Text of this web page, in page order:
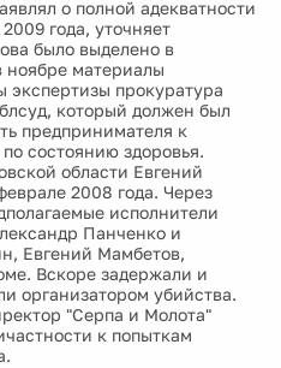
о полной адекватности
года, уточняет
было выделено в
ноябре материалы
экспертизы прокуратура
который должен был
предпринимателя к
состоянию здоровья.
области Евгений
2008 года. Через
исполнители
Панченко и
Евгений Мамбетов,
Вскоре задержали и
организатором убийства.
"Серпа и Молота"
к попыткам